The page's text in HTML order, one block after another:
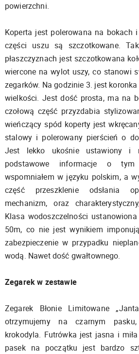
powierzchni.
Koperta jest polerowana na bokach
części uszu są szczotkowane.
płaszczyznach jest szczotkowana
wiercone na wylot uszy, co stanowi
zegarków. Na godzinie 3. jest
wielkości. Jest dość prosta, ma na
czołową część przyzdabia
wieńczący spód koperty jest
stalowy i polerowany pierścień o
Jest lekko ukośnie ustawiony i
podstawowe informacje o
wspomniałem w języku polskim, a
część przeszklenie odsłania
mechanizm, oraz
Klasa wodoszczelności
50m, co nie jest wynikiem
zabezpieczenie w przypadku
wodą. Nawet dość gwałtownego.
Zegarek w zestawie
Zegarek Błonie Limitowane
otrzymujemy na czarnym
krokodyla. Futrówka jest jasna i
pasek na początku jest bardzo